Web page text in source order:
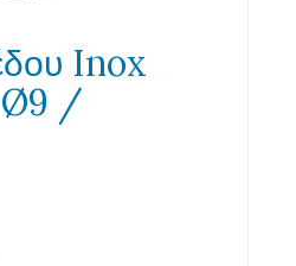
Inox
Ø9 /